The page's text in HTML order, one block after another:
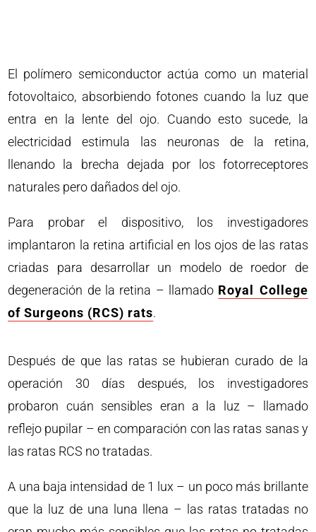
El polímero semiconductor actúa como un material
fotovoltaico, absorbiendo fotones cuando la luz que
entra en la lente del ojo. Cuando esto sucede, la
electricidad estimula las neuronas de la retina,
llenando la brecha dejada por los fotorreceptores
naturales pero dañados del ojo.
Para probar el dispositivo, los investigadores
implantaron la retina artificial en los ojos de las ratas
criadas para desarrollar un modelo de roedor de
degeneración de la retina – llamado Royal College
of Surgeons (RCS) rats.
Después de que las ratas se hubieran curado de la
operación 30 días después, los investigadores
probaron cuán sensibles eran a la luz – llamado
reflejo pupilar – en comparación con las ratas sanas y
las ratas RCS no tratadas.
A una baja intensidad de 1 lux – un poco más brillante
que la luz de una luna llena – las ratas tratadas no